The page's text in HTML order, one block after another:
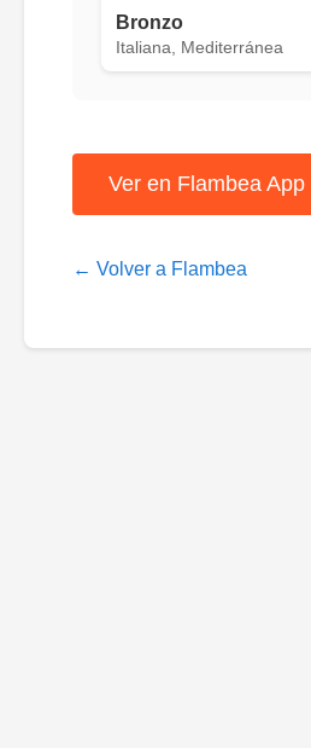
Bronzo
Italiana, Mediterránea
Ver en Flambea App
← Volver a Flambea